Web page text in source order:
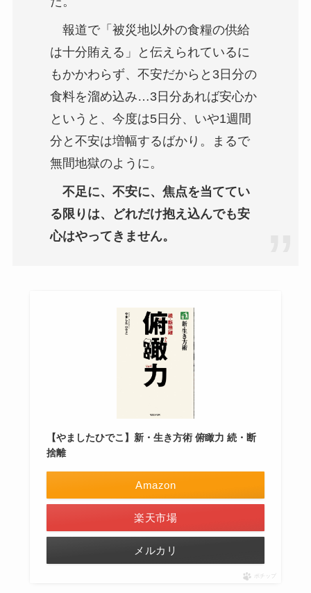
報道で「被災地以外の食糧の供給
は十分賄える」と伝えられているに
もかかわらず、不安だからと3日分の
食料を溜め込み…3日分あれば安心か
というと、今度は5日分、いや1週間
分と不安は増幅するばかり。まるで
無間地獄のように。
不足に、不安に、焦点を当ててい
る限りは、どれだけ抱え込んでも安
心はやってきません。
【やましたひでこ】新・生き方術 俯瞰力 続・断
捨離
Amazon
楽天市場
メルカリ
ポチップ